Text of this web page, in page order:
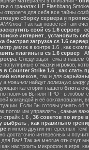
о гранатах HE Flashbang
откроете для себя все тайны
сборку сервера и
AMXmod. Так как новостей там
свой cs 1.6 сервер
интернет
установить
быстрая загрузка cs 1.6
демок в контре 1.6 как
плагины в cs 1.6 сервер,
. Следующая тема в нашем
популярные отмазки игроков ,
в Counter Strike 1.6 как стать
новичков , так и для
а новички найдут полезную инфу
категория нашего блога
новичок Вы или ПРО - в любом
командой и её соклановцами,
Если Вы готовы узнать об
потом им управлять , самые
страйк 1.6 36 советов по игре
выбрать, как правильно
и много других интересных
достаточно интересных и
Вас! Так же многие отысчут
настроить микрофон в игре,